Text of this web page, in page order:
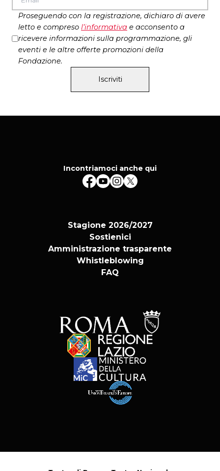
Proseguendo con la registrazione, dichiaro di avere
letto e compreso l’informativa e acconsento a
ricevere informazioni sulla programmazione, gli
eventi e le altre offerte promozioni della
Fondazione.
Iscriviti
Incontriamoci anche qui
Stagione 2026/2027
Sostienici
Amministrazione trasparente
Whistleblowing
FAQ